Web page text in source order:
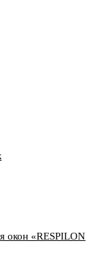
окон «RESPILON